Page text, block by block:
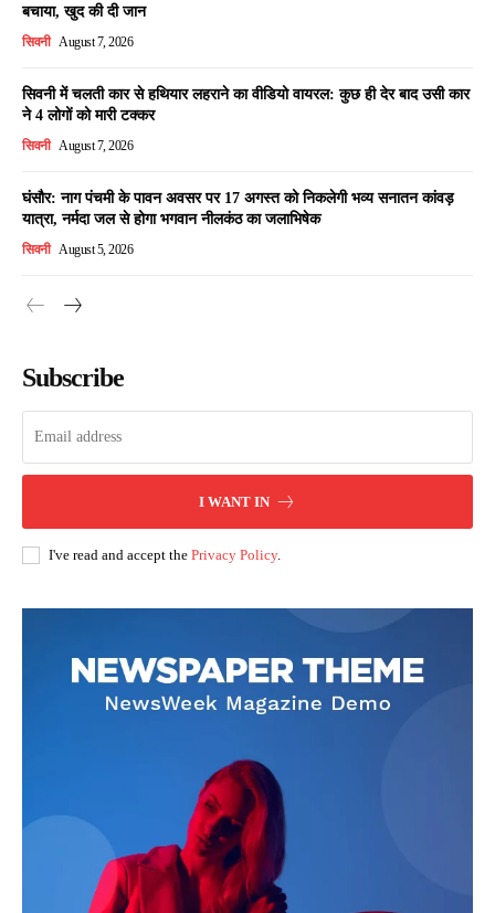
बचाया, खुद की दी जान
सिवनी August 7, 2026
सिवनी में चलती कार से हथियार लहराने का वीडियो वायरल: कुछ ही देर बाद उसी कार
ने 4 लोगों को मारी टक्कर
सिवनी August 7, 2026
घंसौर: नाग पंचमी के पावन अवसर पर 17 अगस्त को निकलेगी भव्य सनातन कांवड़
यात्रा, नर्मदा जल से होगा भगवान नीलकंठ का जलाभिषेक
सिवनी August 5, 2026
Subscribe
I WANT IN
I've read and accept the Privacy Policy.